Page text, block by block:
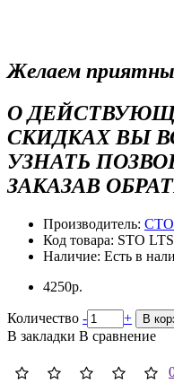
Желаем
О
СКИДКАХ ВЫ
УЗНАТЬ
ЗАКАЗАВ
Производитель:
Код товара: STO
Наличие: Есть в
4250р.
Количество - + В
В закладки В сравнение